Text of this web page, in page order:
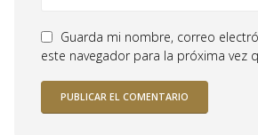
Guarda mi nombre, correo
este navegador para la próxima vez